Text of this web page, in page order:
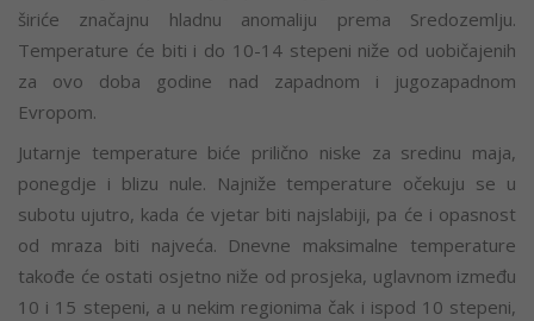
širiće značajnu hladnu anomaliju prema Sredozemlju.
Temperature će biti i do 10-14 stepeni niže od uobičajenih
za ovo doba godine nad zapadnom i jugozapadnom
Evropom.
Jutarnje temperature biće prilično niske za sredinu maja,
ponegdje i blizu nule. Najniže temperature očekuju se u
subotu ujutro, kada će vjetar biti najslabiji, pa će i opasnost
od mraza biti najveća. Dnevne maksimalne temperature
takođe će ostati osjetno niže od prosjeka, uglavnom između
10 i 15 stepeni, a u nekim regionima čak i ispod 10 stepeni,